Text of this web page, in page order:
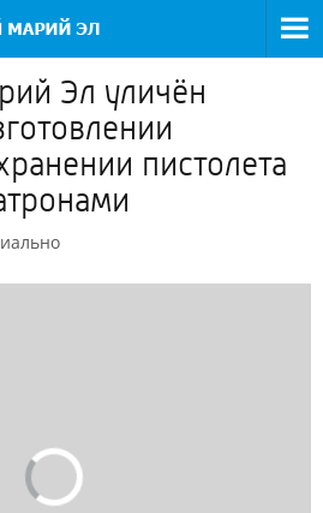
Эл уличён
пистолета